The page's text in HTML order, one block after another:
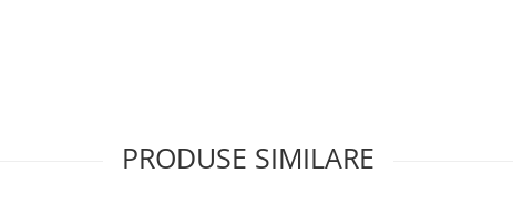
PRODUSE SIMILARE